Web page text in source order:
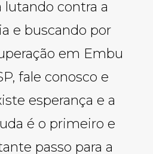
lutando contra a
e buscando por
em Embu
fale conosco e
esperança e a
é o primeiro e
passo para a